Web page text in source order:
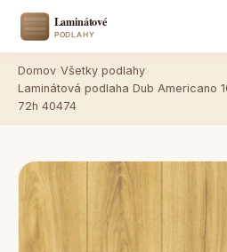
Domov Všetky podlahy
Laminátová podlaha Dub Americano
72h 40474